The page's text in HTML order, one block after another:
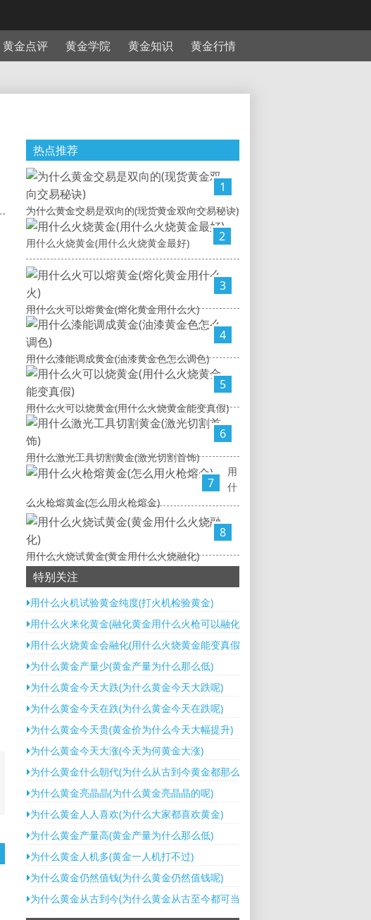
黄金点评 黄金学院 黄金知识 黄金行情
热点推荐
1
为什么黄金交易是双向的(现货黄金双向交易秘诀)
2
用什么火烧黄金(用什么火烧黄金最好)
3
用什么火可以熔黄金(熔化黄金用什么火)
4
用什么漆能调成黄金(油漆黄金色怎么调色)
5
用什么火可以烧黄金(用什么火烧黄金能变真假)
6
用什么激光工具切割黄金(激光切割首饰)
7
用
什
么火枪熔黄金(怎么用火枪熔金)
8
用什么火烧试黄金(黄金用什么火烧融化)
特别关注
用什么火机试验黄金纯度(打火机检验黄金)
用什么火来化黄金(融化黄金用什么火枪可以融化)
用什么火烧黄金会融化(用什么火烧黄金能变真假)
为什么黄金产量少(黄金产量为什么那么低)
为什么黄金今天大跌(为什么黄金今天大跌呢)
为什么黄金今天在跌(为什么黄金今天在跌呢)
为什么黄金今天贵(黄金价为什么今天大幅提升)
为什么黄金今天大涨(今天为何黄金大涨)
为什么黄金什么朝代(为什么从古到今黄金都那么值钱)
为什么黄金亮晶晶(为什么黄金亮晶晶的呢)
为什么黄金人人喜欢(为什么大家都喜欢黄金)
为什么黄金产量高(黄金产量为什么那么低)
为什么黄金人机多(黄金一人机打不过)
为什么黄金仍然值钱(为什么黄金仍然值钱呢)
为什么黄金从古到今(为什么黄金从古至今都可当做货币)